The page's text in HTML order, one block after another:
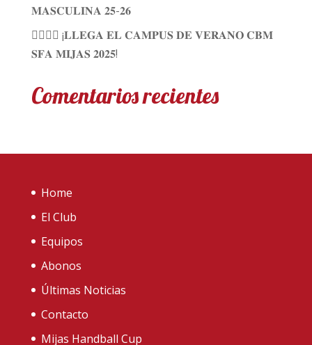
𝐌𝐀𝐒𝐂𝐔𝐋𝐈𝐍𝐀 𝟐𝟓-𝟐𝟔
🤾🏼‍♀✨ ¡𝐋𝐋𝐄𝐆𝐀 𝐄𝐋 𝐂𝐀𝐌𝐏𝐔𝐒 𝐃𝐄 𝐕𝐄𝐑𝐀𝐍𝐎 𝐂𝐁𝐌
𝐒𝐅𝐀 𝐌𝐈𝐉𝐀𝐒 𝟐𝟎𝟐𝟓!
Comentarios recientes
Home
El Club
Equipos
Abonos
Últimas Noticias
Contacto
Mijas Handball Cup